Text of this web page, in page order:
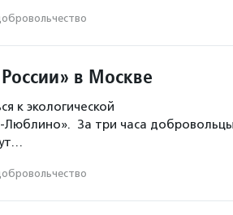
в Москве
к экологической
Люблино». За три часа